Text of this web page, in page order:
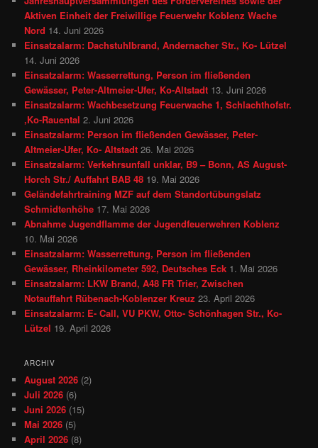
Aktiven Einheit der Freiwillige Feuerwehr Koblenz Wache
Nord 14. Juni 2026
Einsatzalarm: Dachstuhlbrand, Andernacher Str., Ko- Lützel
14. Juni 2026
Einsatzalarm: Wasserrettung, Person im fließenden
Gewässer, Peter-Altmeier-Ufer, Ko-Altstadt 13. Juni 2026
Einsatzalarm: Wachbesetzung Feuerwache 1, Schlachthofstr.
,Ko-Rauental 2. Juni 2026
Einsatzalarm: Person im fließenden Gewässer, Peter-
Altmeier-Ufer, Ko- Altstadt 26. Mai 2026
Einsatzalarm: Verkehrsunfall unklar, B9 – Bonn, AS August-
Horch Str./ Auffahrt BAB 48 19. Mai 2026
Geländefahrtraining MZF auf dem Standortübungslatz
Schmidtenhöhe 17. Mai 2026
Abnahme Jugendflamme der Jugendfeuerwehren Koblenz
10. Mai 2026
Einsatzalarm: Wasserrettung, Person im fließenden
Gewässer, Rheinkilometer 592, Deutsches Eck 1. Mai 2026
Einsatzalarm: LKW Brand, A48 FR Trier, Zwischen
Notauffahrt Rübenach-Koblenzer Kreuz 23. April 2026
Einsatzalarm: E- Call, VU PKW, Otto- Schönhagen Str., Ko-
Lützel 19. April 2026
ARCHIV
August 2026 (2)
Juli 2026 (6)
Juni 2026 (15)
Mai 2026 (5)
April 2026 (8)